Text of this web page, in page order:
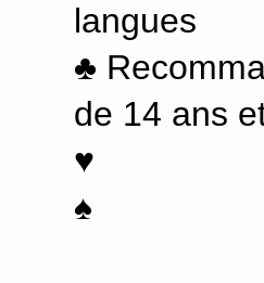
langues
♣
de 14 ans
♥
♠